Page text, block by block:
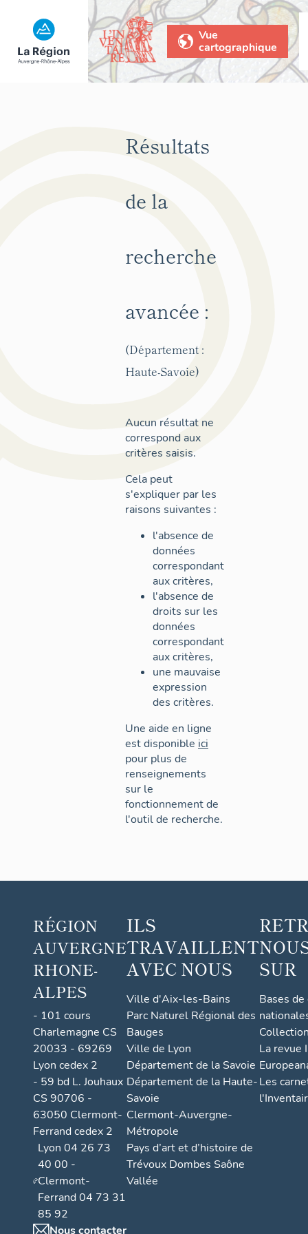
Vue
cartographique
Résultats
de la
recherche
avancée :
(Département :
Haute-Savoie)
Aucun résultat ne
correspond aux
critères saisis.
Cela peut
s'expliquer par les
raisons suivantes :
l'absence de
données
correspondant
aux critères,
l'absence de
droits sur les
données
correspondant
aux critères,
une mauvaise
expression
des critères.
Une aide en ligne
est disponible ici
pour plus de
renseignements
sur le
fonctionnement de
l'outil de recherche.
RÉGION
AUVERGNE
RHONE-
ALPES
- 101 cours
Charlemagne CS
20033 - 69269
Lyon cedex 2
- 59 bd L. Jouhaux
CS 90706 -
63050 Clermont-
Ferrand cedex 2
Lyon 04 26 73
40 00 -
Clermont-
Ferrand 04 73 31
85 92
Nous contacter
ILS
TRAVAILLENT
AVEC NOUS
Ville d'Aix-les-Bains
Parc Naturel Régional des
Bauges
Ville de Lyon
Département de la Savoie
Département de la Haute-
Savoie
Clermont-Auvergne-
Métropole
Pays d’art et d’histoire de
Trévoux Dombes Saône
Vallée
SUR
Bases
La revue
Les